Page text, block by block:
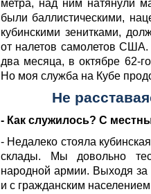
метра, над ним натянули
были баллистическими,
кубинскими зенитками,
от налетов самолетов
два месяца, в октябре 62-
Но моя служба на Кубе
Не
- Как служилось? С
- Недалеко стояла
склады. Мы довольно
народной армии. Выходя за
и с гражданским